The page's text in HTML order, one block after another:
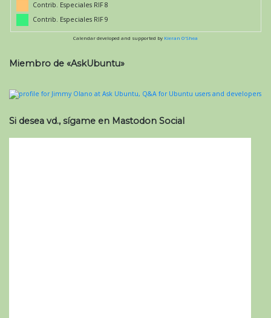
Contrib. Especiales RIF 8
Contrib. Especiales RIF 9
Calendar developed and supported by Kieran O'Shea
Miembro de «AskUbuntu»
Si desea vd., sígame en Mastodon Social